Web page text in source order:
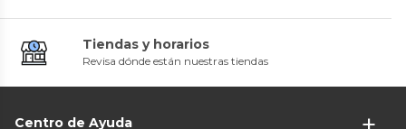
Tiendas y horarios
Revisa dónde están nuestras tiendas
Centro de Ayuda